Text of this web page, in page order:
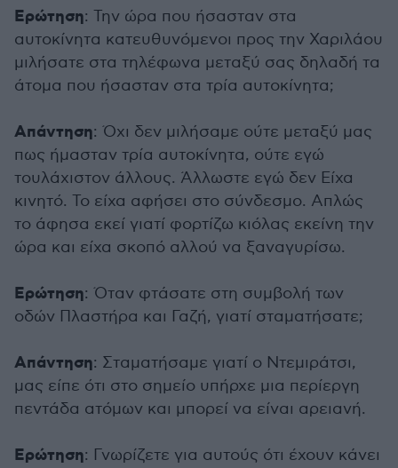
Ερώτηση: Την ώρα που ήσασταν στα
αυτοκίνητα κατευθυνόμενοι προς την Χαριλάου
μιλήσατε στα τηλέφωνα μεταξύ σας δηλαδή τα
άτομα που ήσασταν στα τρία αυτοκίνητα;
Απάντηση: Όχι δεν μιλήσαμε ούτε μεταξύ μας
πως ήμασταν τρία αυτοκίνητα, ούτε εγώ
τουλάχιστον άλλους. Άλλωστε εγώ δεν Είχα
κινητό. Το είχα αφήσει στο σύνδεσμο. Απλώς
το άφησα εκεί γιατί φορτίζω κιόλας εκείνη την
ώρα και είχα σκοπό αλλού να ξαναγυρίσω.
Ερώτηση: Όταν φτάσατε στη συμβολή των
οδών Πλαστήρα και Γαζή, γιατί σταματήσατε;
Απάντηση: Σταματήσαμε γιατί ο Ντεμιράτσι,
μας είπε ότι στο σημείο υπήρχε μια περίεργη
πεντάδα ατόμων και μπορεί να είναι αρειανή.
Ερώτηση: Γνωρίζετε για αυτούς ότι έχουν κάνει